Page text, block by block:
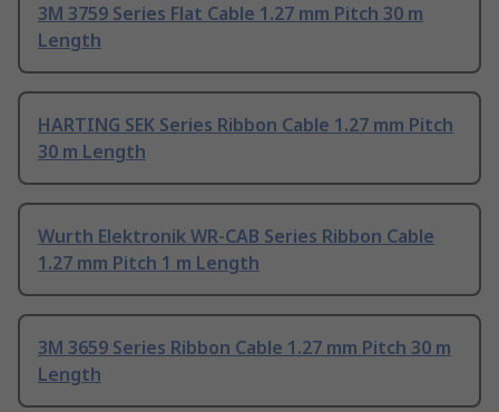
3M 3759 Series Flat Cable 1.27 mm Pitch 30 m
Length
HARTING SEK Series Ribbon Cable 1.27 mm Pitch
30 m Length
Wurth Elektronik WR-CAB Series Ribbon Cable
1.27 mm Pitch 1 m Length
3M 3659 Series Ribbon Cable 1.27 mm Pitch 30 m
Length